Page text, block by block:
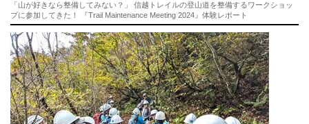
「山が好きなら整備してみない？」 信越トレイルの登山道を整備するワークショッ
プに参加してきた！ 『Trail Maintenance Meeting 2024』体験レポート